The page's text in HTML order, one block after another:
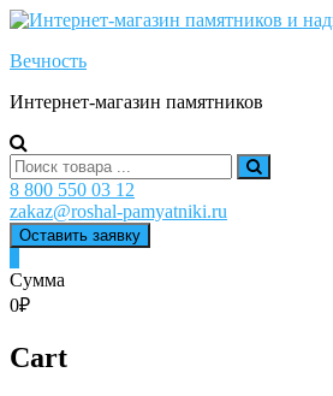
Skip
content
Вечность
Интернет-магазин памятников
Search
for:
8 800 550 03 12
zakaz@roshal-pamyatniki.ru
Оставить заявку
Сумма
0₽
Cart